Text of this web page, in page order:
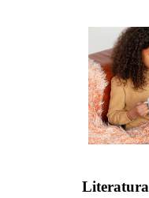
Literatura